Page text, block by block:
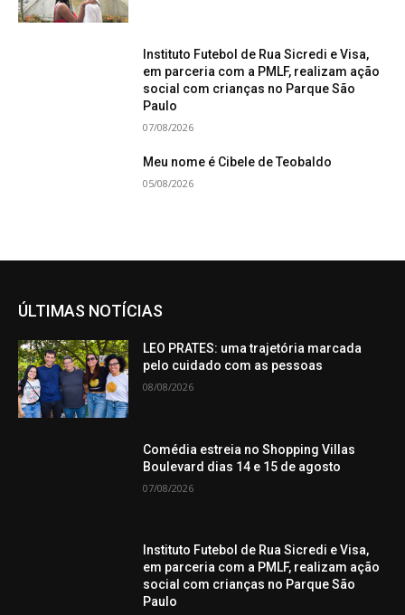
Instituto Futebol de Rua Sicredi e Visa,
em parceria com a PMLF, realizam ação
social com crianças no Parque São
Paulo
07/08/2026
Meu nome é Cibele de Teobaldo
05/08/2026
ÚLTIMAS NOTÍCIAS
LEO PRATES: uma trajetória marcada
pelo cuidado com as pessoas
08/08/2026
Comédia estreia no Shopping Villas
Boulevard dias 14 e 15 de agosto
07/08/2026
Instituto Futebol de Rua Sicredi e Visa,
em parceria com a PMLF, realizam ação
social com crianças no Parque São
Paulo